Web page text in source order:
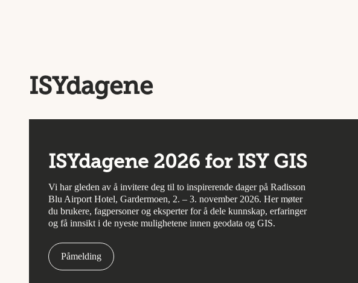
ISYdagene
ISYdagene 2026 for ISY GIS
Vi har gleden av å invitere deg til to inspirerende dager på Radisson
Blu Airport Hotel, Gardermoen, 2. – 3. november 2026. Her møter
du brukere, fagpersoner og eksperter for å dele kunnskap, erfaringer
og få innsikt i de nyeste mulighetene innen geodata og GIS.
Påmelding